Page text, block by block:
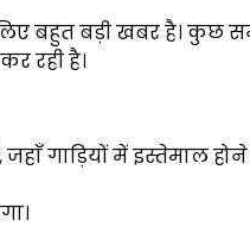
बहुत बड़ी खबर है। कुछ
रही है।
गाड़ियों में इस्तेमाल